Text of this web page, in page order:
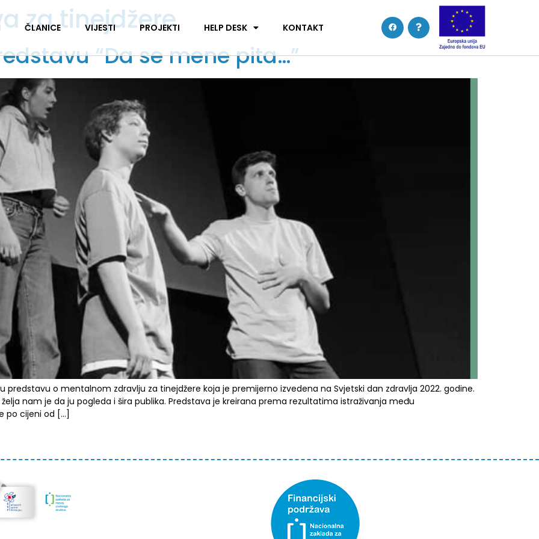
ČLANICE VIJESTI PROJEKTI HELP DESK KONTAKT
za tinejdžere
“Da se mene pita…”
predstavu o mentalnom zdravlju za tinejdžere koja je premijerno izvedena na Svjetski dan zdravlja 2022. godine.
nam je da ju pogleda i šira publika. Predstava je kreirana prema rezultatima istraživanja među
po cijeni od […]